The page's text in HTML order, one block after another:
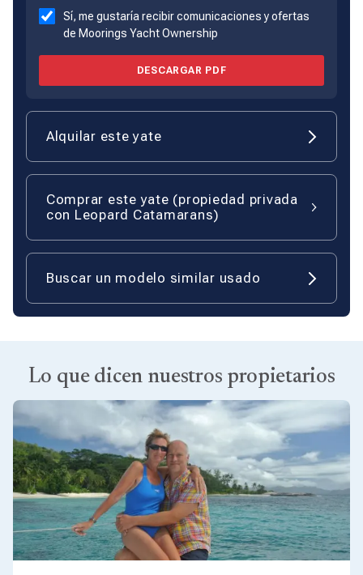
Sí, me gustaría recibir comunicaciones y ofertas
de Moorings Yacht Ownership
DESCARGAR PDF
Alquilar este yate
Comprar este yate (propiedad privada
con Leopard Catamarans)
Buscar un modelo similar usado
Lo que dicen nuestros propietarios